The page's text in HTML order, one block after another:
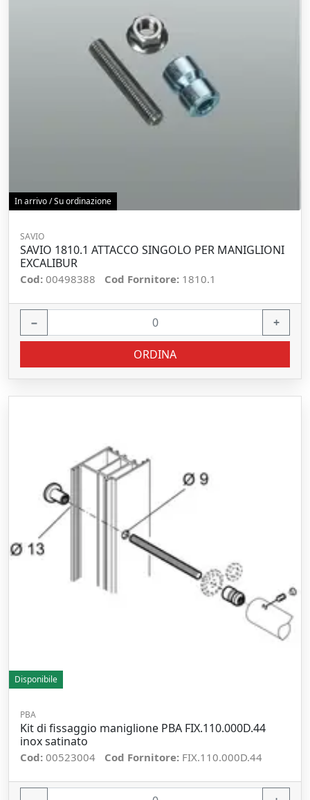
In arrivo / Su ordinazione
SAVIO
SAVIO 1810.1 ATTACCO SINGOLO PER MANIGLIONI
EXCALIBUR
Cod: 00498388 Cod Fornitore: 1810.1
− +
ORDINA
Disponibile
PBA
Kit di fissaggio maniglione PBA FIX.110.000D.44
inox satinato
Cod: 00523004 Cod Fornitore: FIX.110.000D.44